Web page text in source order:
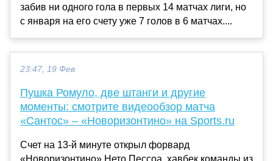
забив ни одного гола в первых 14 матчах лиги, но
с января на его счету уже 7 голов в 6 матчах....
23:47, 19 Фев
Пушка Ромуло, две штанги и другие
моменты: смотрите видеообзор матча
«Сантос» – «Новоризонтино» на Sports.ru
Счет на 13-й минуте открыл форвард
«Новоризонтино» Нето Пессоа, хавбек команды из